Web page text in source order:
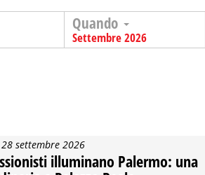
Quando
Settembre 2026
settembre 2026
illuminano Palermo: una